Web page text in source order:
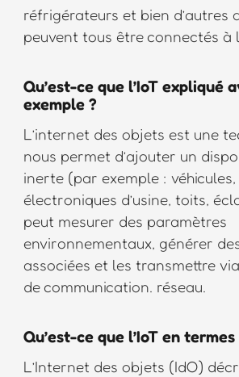
réfrigérateurs et bien d’autres
peuvent tous être connectés à
Qu’est-ce que l’IoT expliqué
exemple ?
L’internet des objets est une
nous permet d’ajouter un
inerte (par exemple : véhicules,
électroniques d’usine, toits,
peut mesurer des paramètres
environnementaux, générer
associées et les transmettre
de communication. réseau.
Qu’est-ce que l’IoT en
L’Internet des objets (IdO)